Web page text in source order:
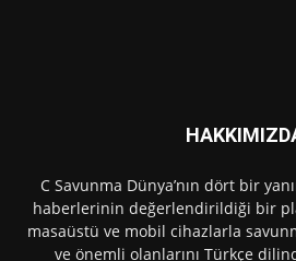
C Savunma Dünya’nın dört bir
haberlerinin değerlendirildiği bir
masaüstü ve mobil cihazlarla
ve önemli olanlarını Türkçe